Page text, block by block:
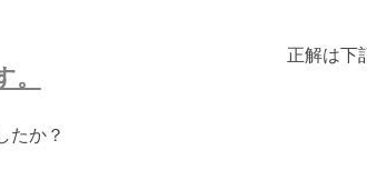
正解は下
たか？